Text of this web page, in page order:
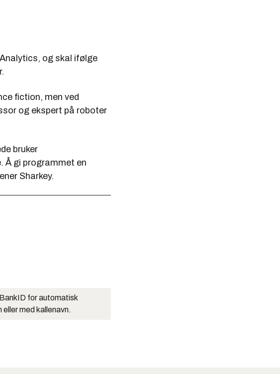
og skal ifølge
fiction, men ved
og ekspert på roboter
bruker
Å gi programmet en
Sharkey.
for automatisk
med kallenavn.